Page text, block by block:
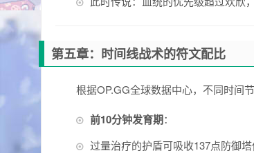
第五章：时间线战术的符文配比
根据OP.GG全球数据中心，不同时间
前10分钟发育期：
过量治疗的护盾可吸收137点防御